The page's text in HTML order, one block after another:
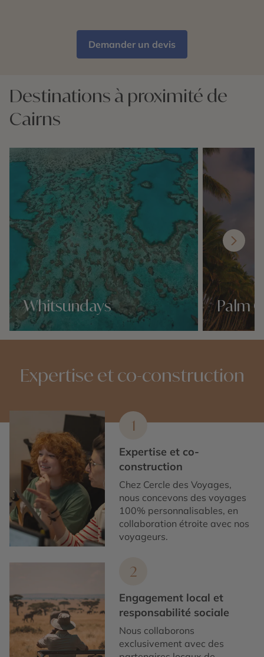
Demander un devis
Destinations à proximité de
Cairns
Whitsundays
Nos 19 idées voyage
Palm
Nos 19 idées
Expertise et co-construction
1
Expertise et co-
construction
Chez Cercle des Voyages,
nous concevons des voyages
100% personnalisables, en
collaboration étroite avec nos
voyageurs.
2
Engagement local et
responsabilité sociale
Nous collaborons
exclusivement avec des